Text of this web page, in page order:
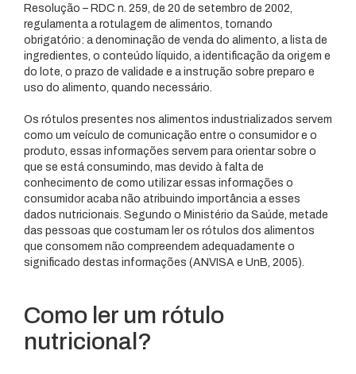
Resolução – RDC n. 259, de 20 de setembro de 2002,
regulamenta a rotulagem de alimentos, tornando
obrigatório: a denominação de venda do alimento, a lista de
ingredientes, o conteúdo líquido, a identificação da origem e
do lote, o prazo de validade e a instrução sobre preparo e
uso do alimento, quando necessário.
Os rótulos presentes nos alimentos industrializados servem
como um veículo de comunicação entre o consumidor e o
produto, essas informações servem para orientar sobre o
que se está consumindo, mas devido à falta de
conhecimento de como utilizar essas informações o
consumidor acaba não atribuindo importância a esses
dados nutricionais. Segundo o Ministério da Saúde, metade
das pessoas que costumam ler os rótulos dos alimentos
que consomem não compreendem adequadamente o
significado destas informações (ANVISA e UnB, 2005).
Como ler um rótulo
nutricional?